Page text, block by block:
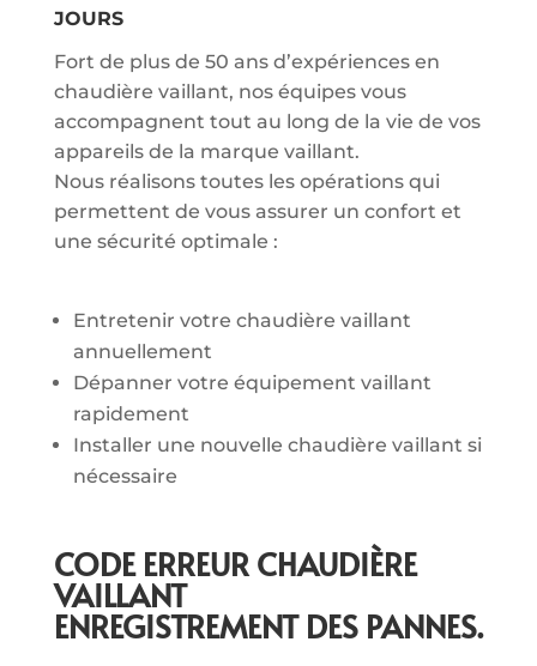
JOURS
Fort de plus de 50 ans d’expériences en
chaudière vaillant, nos équipes vous
accompagnent tout au long de la vie de vos
appareils de la marque vaillant.
Nous réalisons toutes les opérations qui
permettent de vous assurer un confort et
une sécurité optimale :
Entretenir votre chaudière vaillant
annuellement
Dépanner votre équipement vaillant
rapidement
Installer une nouvelle chaudière vaillant si
nécessaire
CODE ERREUR CHAUDIÈRE
VAILLANT
ENREGISTREMENT DES PANNES.